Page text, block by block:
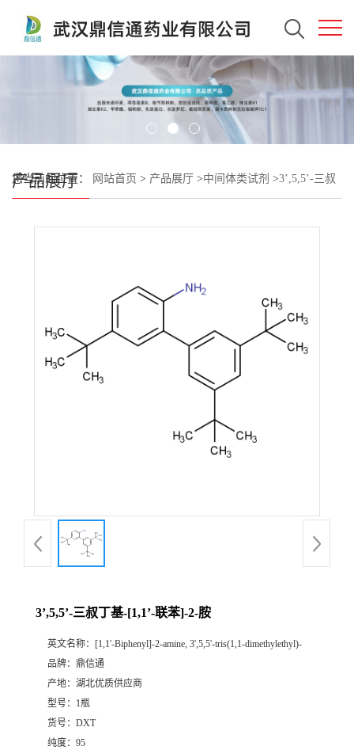
产品展厅
您当前的位置： 网站首页 > 产品展厅 >中间体类试剂 >3’,5,5’-三叔
3’,5,5’-三叔丁基-[1,1’-联苯]-2-胺
英文名称： [1,1'-Biphenyl]-2-amine, 3',5,5'-tris(1,1-dimethylethyl)-
品牌： 鼎信通
产地： 湖北优质供应商
型号： 1瓶
货号： DXT
纯度： 95